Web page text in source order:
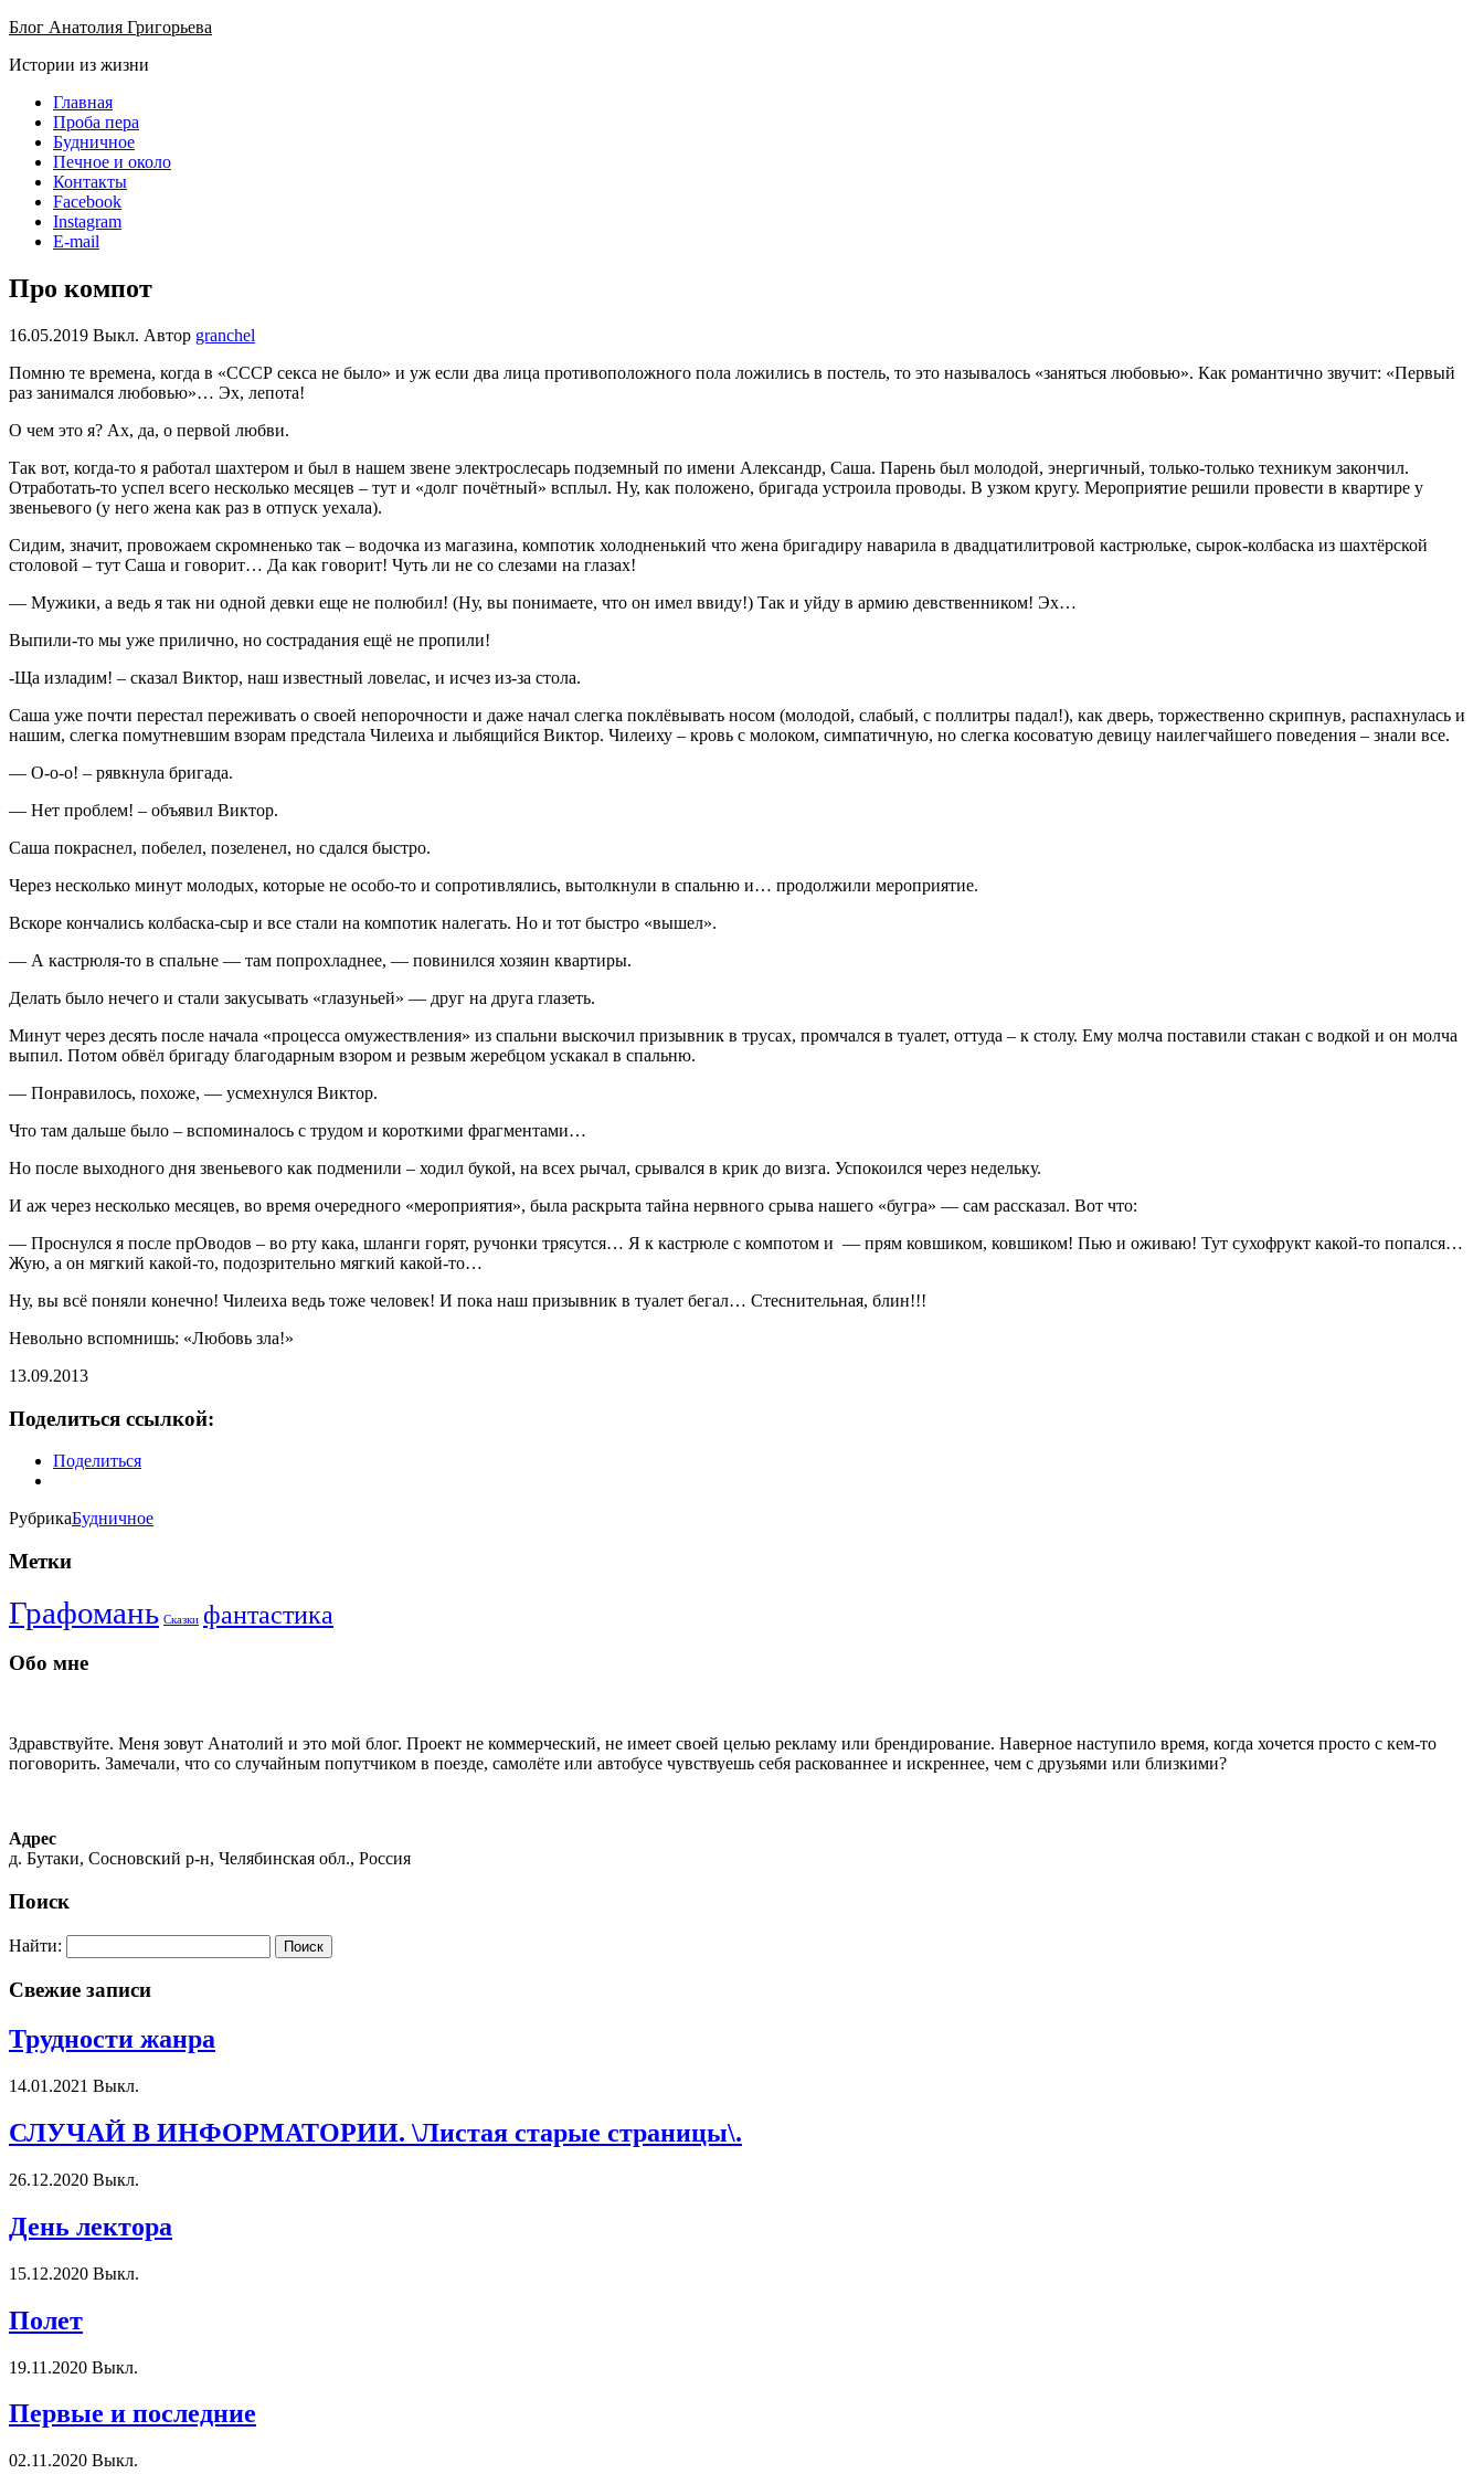
Блог Анатолия Григорьева
Истории из жизни
Главная
Проба пера
Будничное
Печное и около
Контакты
Facebook
Instagram
E-mail
Про компот
16.05.2019 Выкл. Автор granchel
Помню те времена, когда в «СССР секса не было» и уж если два лица противоположного пола ложились в постель, то это называлось «заняться любовью». Как романтично звучит: «Первый
раз занимался любовью»… Эх, лепота!
О чем это я? Ах, да, о первой любви.
Так вот, когда-то я работал шахтером и был в нашем звене электрослесарь подземный по имени Александр, Саша. Парень был молодой, энергичный, только-только техникум закончил.
Отработать-то успел всего несколько месяцев – тут и «долг почётный» всплыл. Ну, как положено, бригада устроила проводы. В узком кругу. Мероприятие решили провести в квартире у
звеньевого (у него жена как раз в отпуск уехала).
Сидим, значит, провожаем скромненько так – водочка из магазина, компотик холодненький что жена бригадиру наварила в двадцатилитровой кастрюльке, сырок-колбаска из шахтёрской
столовой – тут Саша и говорит… Да как говорит! Чуть ли не со слезами на глазах!
— Мужики, а ведь я так ни одной девки еще не полюбил! (Ну, вы понимаете, что он имел ввиду!) Так и уйду в армию девственником! Эх…
Выпили-то мы уже прилично, но сострадания ещё не пропили!
-Ща изладим! – сказал Виктор, наш известный ловелас, и исчез из-за стола.
Саша уже почти перестал переживать о своей непорочности и даже начал слегка поклёвывать носом (молодой, слабый, с поллитры падал!), как дверь, торжественно скрипнув, распахнулась и
нашим, слегка помутневшим взорам предстала Чилеиха и лыбящийся Виктор. Чилеиху – кровь с молоком, симпатичную, но слегка косоватую девицу наилегчайшего поведения – знали все.
— О-о-о! – рявкнула бригада.
— Нет проблем! – объявил Виктор.
Саша покраснел, побелел, позеленел, но сдался быстро.
Через несколько минут молодых, которые не особо-то и сопротивлялись, вытолкнули в спальню и… продолжили мероприятие.
Вскоре кончались колбаска-сыр и все стали на компотик налегать. Но и тот быстро «вышел».
— А кастрюля-то в спальне — там попрохладнее, — повинился хозяин квартиры.
Делать было нечего и стали закусывать «глазуньей» — друг на друга глазеть.
Минут через десять после начала «процесса омужествления» из спальни выскочил призывник в трусах, промчался в туалет, оттуда – к столу. Ему молча поставили стакан с водкой и он молча
выпил. Потом обвёл бригаду благодарным взором и резвым жеребцом ускакал в спальню.
— Понравилось, похоже, — усмехнулся Виктор.
Что там дальше было – вспоминалось с трудом и короткими фрагментами…
Но после выходного дня звеньевого как подменили – ходил букой, на всех рычал, срывался в крик до визга. Успокоился через недельку.
И аж через несколько месяцев, во время очередного «мероприятия», была раскрыта тайна нервного срыва нашего «бугра» — сам рассказал. Вот что:
— Проснулся я после прОводов – во рту кака, шланги горят, ручонки трясутся… Я к кастрюле с компотом и — прям ковшиком, ковшиком! Пью и оживаю! Тут сухофрукт какой-то попался…
Жую, а он мягкий какой-то, подозрительно мягкий какой-то…
Ну, вы всё поняли конечно! Чилеиха ведь тоже человек! И пока наш призывник в туалет бегал… Стеснительная, блин!!!
Невольно вспомнишь: «Любовь зла!»
13.09.2013
Поделиться ссылкой:
Поделиться
РубрикаБудничное
Метки
Графомань Сказки фантастика
Обо мне
Здравствуйте. Меня зовут Анатолий и это мой блог. Проект не коммерческий, не имеет своей целью рекламу или брендирование. Наверное наступило время, когда хочется просто с кем-то
поговорить. Замечали, что со случайным попутчиком в поезде, самолёте или автобусе чувствуешь себя раскованнее и искреннее, чем с друзьями или близкими?
Адрес
д. Бутаки, Сосновский р-н, Челябинская обл., Россия
Поиск
Найти:
Свежие записи
Трудности жанра
14.01.2021 Выкл.
СЛУЧАЙ В ИНФОРМАТОРИИ. \Листая старые страницы\.
26.12.2020 Выкл.
День лектора
15.12.2020 Выкл.
Полет
19.11.2020 Выкл.
Первые и последние
02.11.2020 Выкл.